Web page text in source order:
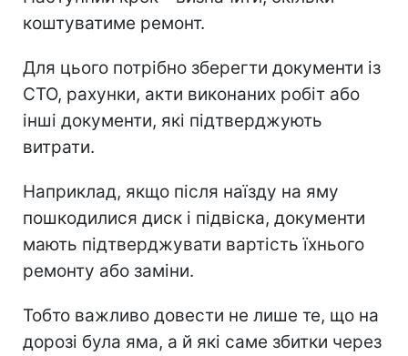
коштуватиме ремонт.
Для цього потрібно зберегти документи із
СТО, рахунки, акти виконаних робіт або
інші документи, які підтверджують
витрати.
Наприклад, якщо після наїзду на яму
пошкодилися диск і підвіска, документи
мають підтверджувати вартість їхнього
ремонту або заміни.
Тобто важливо довести не лише те, що на
дорозі була яма, а й які саме збитки через